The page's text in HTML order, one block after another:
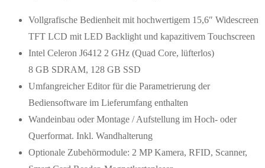
Vollgrafische Bedienheit mit hochwertigem 15,6″ Widescreen
TFT LCD mit LED Backlight und kapazitivem Touchscreen
Intel Celeron J6412 2 GHz (Quad Core, lüfterlos)
8 GB SDRAM, 128 GB SSD
Umfangreicher Editor für die Parametrierung der
Bediensoftware im Lieferumfang enthalten
Wandeinbau oder Montage / Aufstellung im Hoch- oder
Querformat. Inkl. Wandhalterung
Optionale Zubehörmodule: 2 MP Kamera, RFID, Scanner,